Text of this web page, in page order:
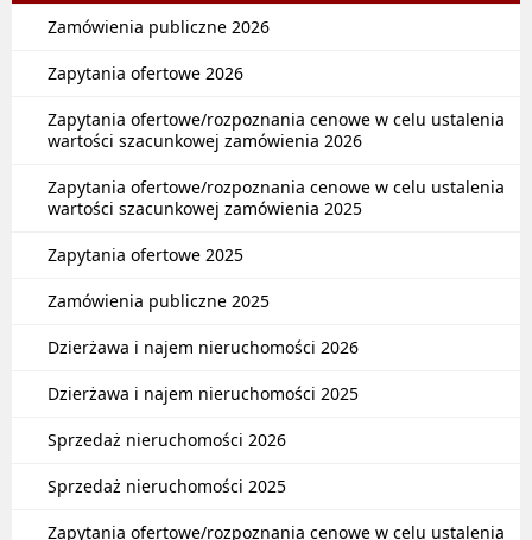
Zamówienia publiczne 2026
Zapytania ofertowe 2026
Zapytania ofertowe/rozpoznania cenowe w celu ustalenia
wartości szacunkowej zamówienia 2026
Zapytania ofertowe/rozpoznania cenowe w celu ustalenia
wartości szacunkowej zamówienia 2025
Zapytania ofertowe 2025
Zamówienia publiczne 2025
Dzierżawa i najem nieruchomości 2026
Dzierżawa i najem nieruchomości 2025
Sprzedaż nieruchomości 2026
Sprzedaż nieruchomości 2025
Zapytania ofertowe/rozpoznania cenowe w celu ustalenia